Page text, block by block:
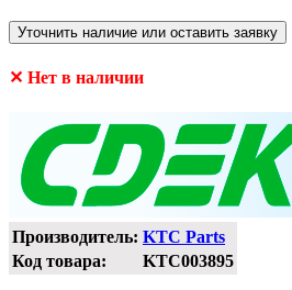
Уточнить наличие или оставить заявку
✕ Нет в наличии
Производитель: KTC Parts
Код товара:
KTC003895